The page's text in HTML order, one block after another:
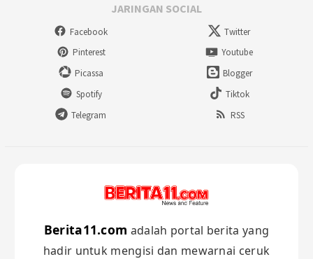
JARINGAN SOCIAL
Facebook
Twitter
Pinterest
Youtube
Picassa
Blogger
Spotify
Tiktok
Telegram
RSS
Berita11.com adalah portal berita yang
hadir untuk mengisi dan mewarnai ceruk